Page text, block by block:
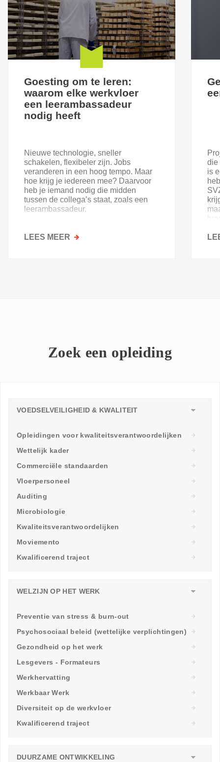
Goesting om te leren:
waarom elke werkvloer
een leerambassadeur
nodig heeft
Nieuwe technologie, sneller
schakelen, flexibeler zijn. Jobs
veranderen in een hoog tempo. Maar
hoe krijg je iedereen mee? Daarvoor
heb je iemand nodig die midden
tussen de collega’s staat, zoals een
leerambassadeur.
LEES MEER OVER
NODIG
die
is
Zoek een opleiding
VOEDSELVEILIGHEID & KWALITEIT
Opleidingen voor kwaliteitsverantwoordelijken
Wettelijk kader
Commerciële standaarden
Vloerpersoneel
Auditing
Microbiologie
Kwaliteitsverantwoordelijken
Moviemento
Kwalificerend traject
WELZIJN OP HET WERK
Preventie van stress & burn-out
Psychosociaal beleid (wettelijke verplichtingen)
Gezondheid op het werk
Lesgevers - Formateurs
Werkhervatting
Werkbaar Werk
Diversiteit op de werkvloer
Kwalificerend traject
DUURZAME ONTWIKKELING